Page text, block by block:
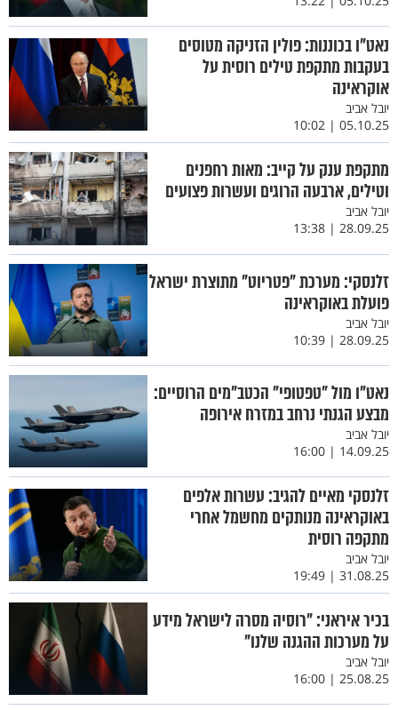
נאט"ו בכוננות: פולין הזניקה מטוסים
בעקבות מתקפת טילים רוסית על
אוקראינה
יובל אביב
05.10.25 | 10:02
מתקפת ענק על קייב: מאות רחפנים
וטילים, ארבעה הרוגים ועשרות פצועים
יובל אביב
28.09.25 | 13:38
זלנסקי: מערכת "פטריוט" מתוצרת ישראל
פועלת באוקראינה
יובל אביב
28.09.25 | 10:39
נאט"ו מול "טפטופי" הכטב"מים הרוסיים:
מבצע הגנתי נרחב במזרח אירופה
יובל אביב
14.09.25 | 16:00
זלנסקי מאיים להגיב: עשרות אלפים
באוקראינה מנותקים מחשמל אחרי
מתקפה רוסית
יובל אביב
31.08.25 | 19:49
בכיר איראני: "רוסיה מסרה לישראל מידע
על מערכות ההגנה שלנו"
יובל אביב
25.08.25 | 16:00